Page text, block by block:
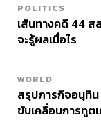
POLITICS
เส้นทางคดี 44 ส
จะรู้ผลเมื่อไร
WORLD
สรุปภารกิจอนุทิน
ขับเคลื่อนการทูต